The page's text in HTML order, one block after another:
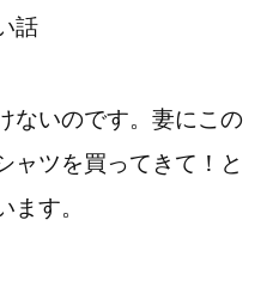
話
ないのです。妻にこの
ツを買ってきて！と
ます。